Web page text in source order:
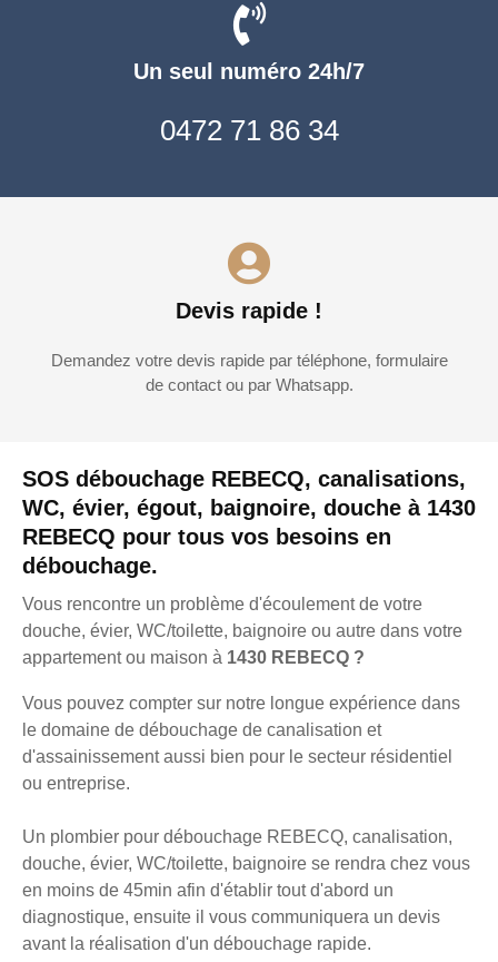
SOS débouchage REBECQ, canalisations,
WC, évier, égout, baignoire, douche à 1430
REBECQ pour tous vos besoins en
débouchage.
Vous rencontre un problème d'écoulement de votre
douche, évier, WC/toilette, baignoire ou autre dans votre
appartement ou maison à 1430 REBECQ ?
Vous pouvez compter sur notre longue expérience dans
le domaine de débouchage de canalisation et
d'assainissement aussi bien pour le secteur résidentiel
ou entreprise.
Un plombier pour débouchage REBECQ, canalisation,
douche, évier, WC/toilette, baignoire se rendra chez vous
en moins de 45min afin d'établir tout d'abord un
diagnostique, ensuite il vous communiquera un devis
avant la réalisation d'un débouchage rapide.
Un seul numéro 24h/7
0472 71 86 34
Devis rapide !
Demandez votre devis rapide par téléphone, formulaire
de contact ou par Whatsapp.